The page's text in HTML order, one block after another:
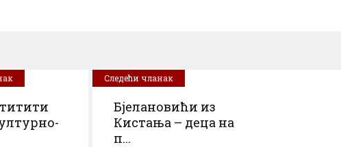
Следећи чланак
Бјелановићи из
Кистања – деца на
п...